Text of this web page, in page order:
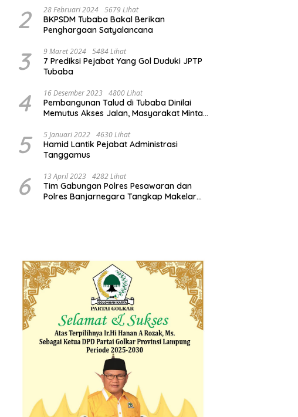
2 28 Februari 2024 5679 Lihat
BKPSDM Tubaba Bakal Berikan
Penghargaan Satyalancana
3 9 Maret 2024 5484 Lihat
7 Prediksi Pejabat Yang Gol Duduki JPTP
Tubaba
4 16 Desember 2023 4800 Lihat
Pembangunan Talud di Tubaba Dinilai
Memutus Akses Jalan, Masyarakat Minta
5 5 Januari 2022 4630 Lihat
Hamid Lantik Pejabat Administrasi
Tanggamus
6 13 April 2023 4282 Lihat
Tim Gabungan Polres Pesawaran dan
Polres Banjarnegara Tangkap Makelar